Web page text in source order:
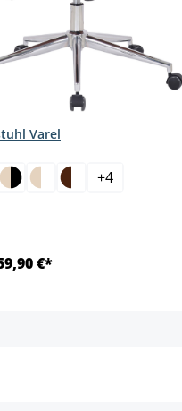
Varel
+4
€*